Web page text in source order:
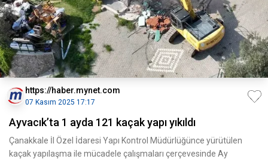
https://haber.mynet.com
07 Kasım 2025 17:17
Ayvacık’ta 1 ayda 121 kaçak yapı yıkıldı
Çanakkale İl Özel İdaresi Yapı Kontrol Müdürlüğünce yürütülen
kaçak yapılaşma ile mücadele çalışmaları çerçevesinde Ay